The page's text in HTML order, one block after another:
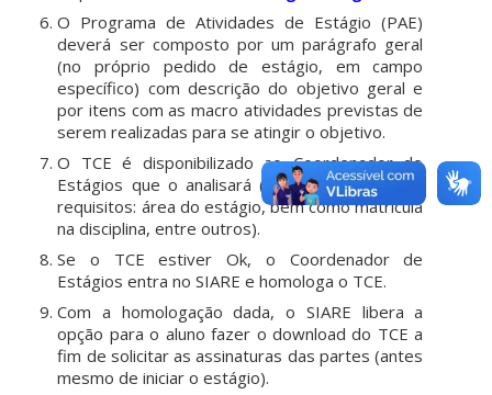
O Programa de Atividades de Estágio (PAE)
deverá ser composto por um parágrafo geral
(no próprio pedido de estágio, em campo
específico) com descrição do objetivo geral e
por itens com as macro atividades previstas de
serem realizadas para se atingir o objetivo.
O TCE é disponibilizado ao Coordenador de
Estágios que o analisará (observados os pré-
requisitos: área do estágio, bem como matrícula
na disciplina, entre outros).
Se o TCE estiver Ok, o Coordenador de
Estágios entra no SIARE e homologa o TCE.
Com a homologação dada, o SIARE libera a
opção para o aluno fazer o download do TCE a
fim de solicitar as assinaturas das partes (antes
mesmo de iniciar o estágio).